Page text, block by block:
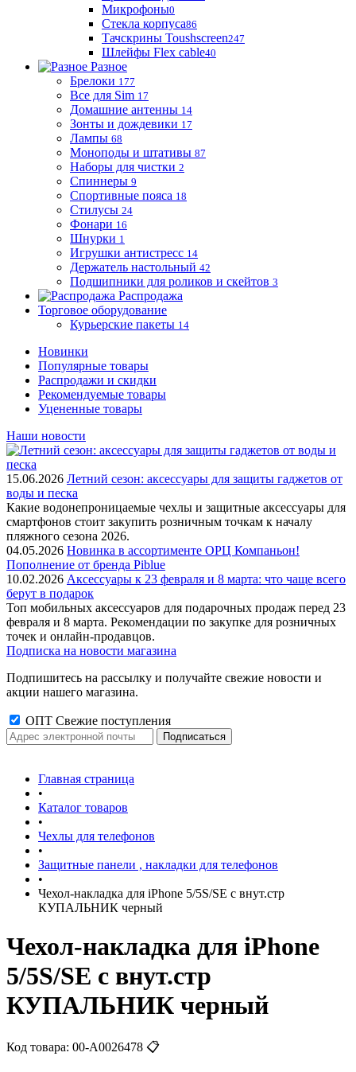
Микрофоны0
Стекла корпуса86
Тачскрины Toushscreen247
Шлейфы Flex cable40
Разное
Брелоки 177
Все для Sim 17
Домашние антенны 14
Зонты и дождевики 17
Лампы 68
Моноподы и штативы 87
Наборы для чистки 2
Спиннеры 9
Спортивные пояса 18
Стилусы 24
Фонари 16
Шнурки 1
Игрушки антистресс 14
Держатель настольный 42
Подшипники для роликов и скейтов 3
Распродажа
Торговое оборудование
Курьерские пакеты 14
Новинки
Популярные товары
Распродажи и скидки
Рекомендуемые товары
Уцененные товары
Наши новости
15.06.2026 Летний сезон: аксессуары для защиты гаджетов от
воды и песка
Какие водонепроницаемые чехлы и защитные аксессуары для
смартфонов стоит закупить розничным точкам к началу
пляжного сезона 2026.
04.05.2026 Новинка в ассортименте OРЦ Компаньон!
Пополнение от бренда Piblue
10.02.2026 Аксессуары к 23 февраля и 8 марта: что чаще всего
берут в подарок
Топ мобильных аксессуаров для подарочных продаж перед 23
февраля и 8 марта. Рекомендации по закупке для розничных
точек и онлайн-продавцов.
Подписка на новости магазина
Подпишитесь на рассылку и получайте свежие новости и
акции нашего магазина.
ОПТ Свежие поступления
Главная страница
•
Каталог товаров
•
Чехлы для телефонов
•
Защитные панели , накладки для телефонов
•
Чехол-накладка для iPhone 5/5S/SE с внут.стр
КУПАЛЬНИК черный
Чехол-накладка для iPhone
5/5S/SE с внут.стр
КУПАЛЬНИК черный
Код товара: 00-А0026478 📋